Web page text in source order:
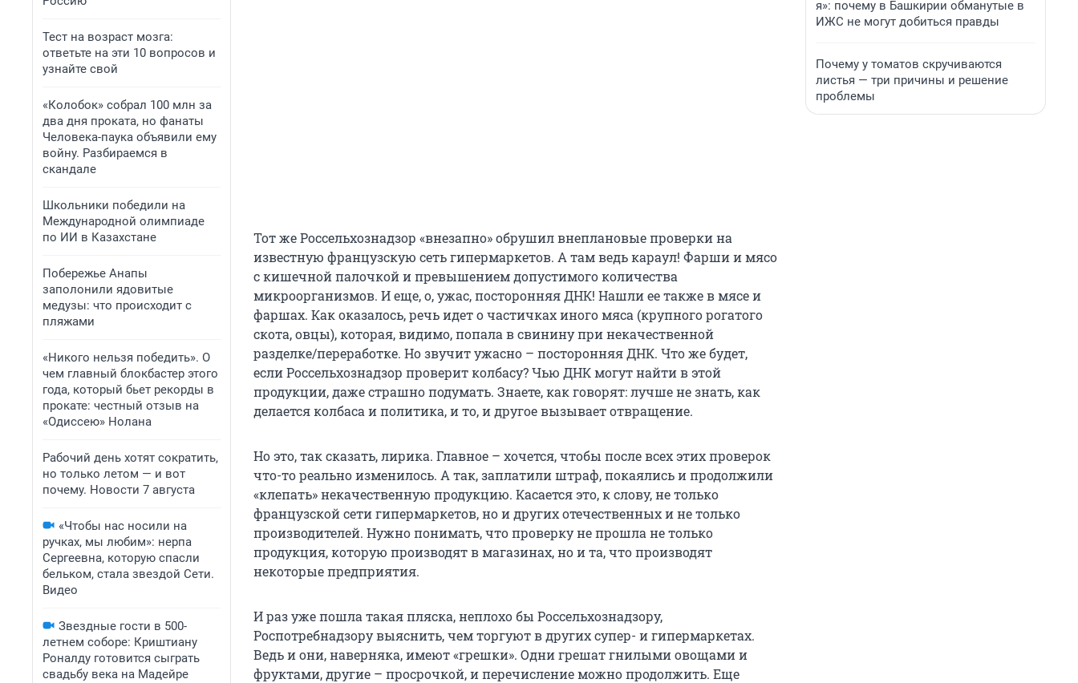
Тест на возраст мозга:
ответьте на эти 10 вопросов и
узнайте свой
«Колобок» собрал 100 млн за
два дня проката, но фанаты
Человека-паука объявили ему
войну. Разбираемся в
скандале
Школьники победили на
Международной олимпиаде
по ИИ в Казахстане
Побережье Анапы
заполонили ядовитые
медузы: что происходит с
пляжами
«Никого нельзя победить». О
чем главный блокбастер этого
года, который бьет рекорды в
прокате: честный отзыв на
«Одиссею» Нолана
Рабочий день хотят сократить,
но только летом — и вот
почему. Новости 7 августа
«Чтобы нас носили на
ручках, мы любим»: нерпа
Сергеевна, которую спасли
бельком, стала звездой Сети.
Видео
Звездные гости в 500-
летнем соборе: Криштиану
Роналду готовится сыграть
свадьбу века на Мадейре
Тот же Россельхознадзор «внезапно» обрушил внеплановые проверки на
известную французскую сеть гипермаркетов. А там ведь караул! Фарши и мясо
с кишечной палочкой и превышением допустимого количества
микроорганизмов. И еще, о, ужас, посторонняя ДНК! Нашли ее также в мясе и
фаршах. Как оказалось, речь идет о частичках иного мяса (крупного рогатого
скота, овцы), которая, видимо, попала в свинину при некачественной
разделке/переработке. Но звучит ужасно – посторонняя ДНК. Что же будет,
если Россельхознадзор проверит колбасу? Чью ДНК могут найти в этой
продукции, даже страшно подумать. Знаете, как говорят: лучше не знать, как
делается колбаса и политика, и то, и другое вызывает отвращение.
Но это, так сказать, лирика. Главное – хочется, чтобы после всех этих проверок
что-то реально изменилось. А так, заплатили штраф, покаялись и продолжили
«клепать» некачественную продукцию. Касается это, к слову, не только
французской сети гипермаркетов, но и других отечественных и не только
производителей. Нужно понимать, что проверку не прошла не только
продукция, которую производят в магазинах, но и та, что производят
некоторые предприятия.
И раз уже пошла такая пляска, неплохо бы Россельхознадзору,
Роспотребнадзору выяснить, чем торгуют в других супер- и гипермаркетах.
Ведь и они, наверняка, имеют «грешки». Одни грешат гнилыми овощами и
фруктами, другие – просрочкой, и перечисление можно продолжить. Еще
я»: почему в Башкирии обманутые в
ИЖС не могут добиться правды
Почему у томатов скручиваются
листья — три причины и решение
проблемы